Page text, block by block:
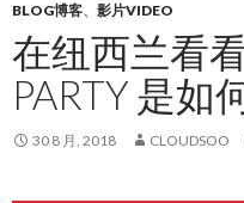
BLOG博客、 影片VIDEO
在纽西兰看
PARTY 是如
30 8 月, 2018 CLOUDSOO